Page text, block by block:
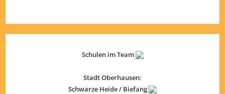
Schulen im Team
Stadt Oberhausen:
Schwarze Heide / Biefang